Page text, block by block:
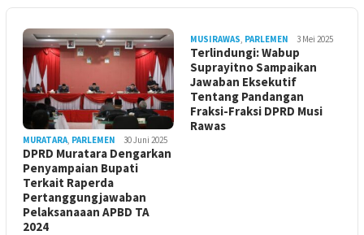
MURATARA PARLEMEN 30 Juni 2025
DPRD Muratara Dengarkan
Penyampaian Bupati
Terkait Raperda
Pertanggungjawaban
Pelaksanaaan APBD TA
2024
MUSIRAWAS PARLEMEN 3 Mei 2025
Terlindungi: Wabup
Suprayitno Sampaikan
Jawaban Eksekutif
Tentang Pandangan
Fraksi-Fraksi DPRD Musi
Rawas